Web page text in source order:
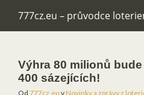
777cz.eu – průvodce
Výhra 80 milionů
400 sázejících!
Od 777cz.eu vNovinky a zprávy z